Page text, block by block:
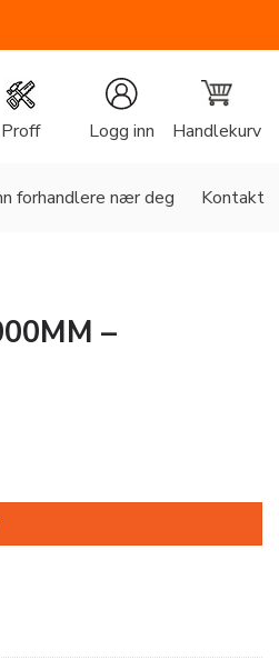
Proff Logg inn Handlekurv
forhandlere nær deg Kontakt
–